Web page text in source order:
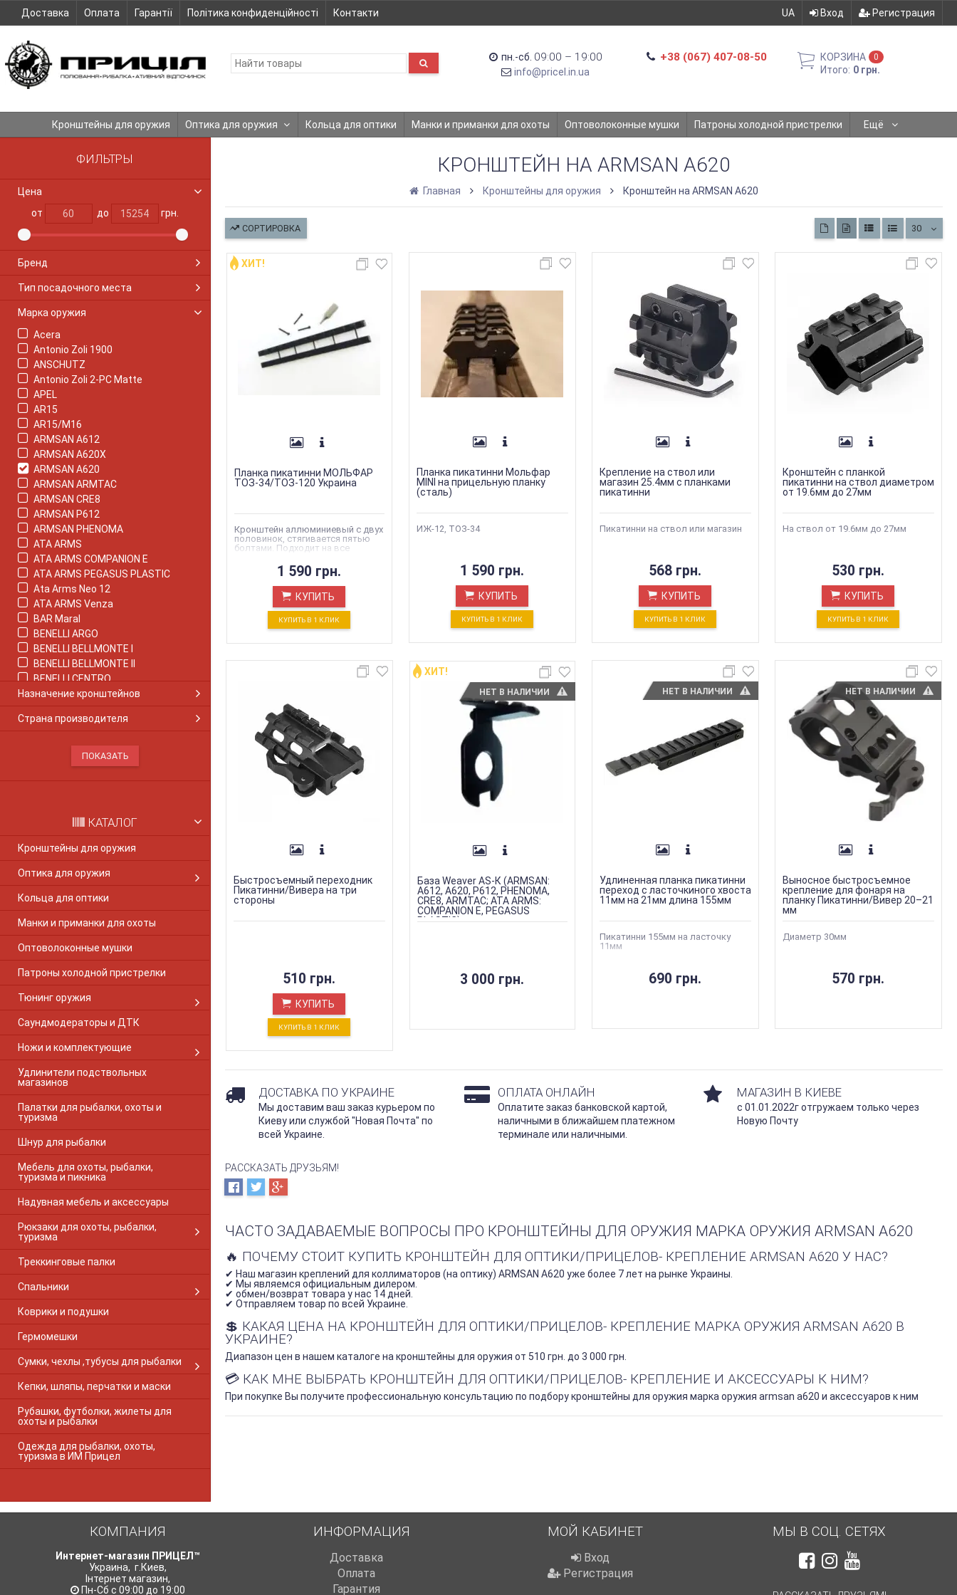
Доставка Оплата Гарантії Політика конфиденційності Контакти UA Вход Регистрация
пн.-сб. 09:00 – 19:00
info@pricel.in.ua
+38 (067) 407-08-50 КОРЗИНА 0
Итого: 0 грн.
Кронштейны для оружия Оптика для оружия Кольца для оптики Манки и приманки для охоты Оптоволоконные мушки Патроны холодной пристрелки Ещё
ФИЛЬТРЫ
Цена
от
до грн.
Бренд
Тип посадочного места
Марка оружия
Acera
Antonio Zoli 1900
ANSCHUTZ
Antonio Zoli 2-PC Matte
APEL
AR15
AR15/M16
ARMSAN A612
ARMSAN A620X
ARMSAN A620
ARMSAN ARMTAC
ARMSAN CRE8
ARMSAN P612
ARMSAN PHENOMA
ATA ARMS
ATA ARMS COMPANION E
ATA ARMS PEGASUS PLASTIC
Ata Arms Neo 12
ATA ARMS Venza
BAR Maral
BENELLI ARGO
BENELLI BELLMONTE I
BENELLI BELLMONTE IІ
BENELLI CENTRO
BENELLI COMFORT
Benelli M1
BENELLI M2 COMFORT
Benelli M3
Benelli Super Nova
BENELLI PASION
BENELLI RAFAELLO
BENELLI RAFAELLO CRIO
BENELLI SUPER SPORT
BERETTA 1301
Beretta Colt 1911
BERETTA A300
BERETTA A391
Beretta AL 391 Урика
BERETTA ES-100
Bernardelli Mega
Blaser R8
Brno SUPER
Brno 800
Breda Xanthos
Browning Bar 1-PC Gloss
Browning BLR
Browning S-A RF 1-PC Gloss
Browning A-Bolt 2-PC Matte
Browning A-Bolt LR 2-PC Matte
Browning M2
Browning X-Bolt long
Browning X-Bolt short
Browning X-BOLT 2-PC Matte
CBL
Core SB-PBM.410
Crosman
CZ453
Назначение кронштейнов
Страна производителя
КАТАЛОГ
Кронштейны для оружия
Оптика для оружия
Кольца для оптики
Манки и приманки для охоты
Оптоволоконные мушки
Патроны холодной пристрелки
Тюнинг оружия
Саундмодераторы и ДТК
Ножи и комплектующие
Удлинители подствольных
магазинов
Палатки для рыбалки, охоты и
туризма
Шнур для рыбалки
Мебель для охоты, рыбалки,
туризма и пикника
Надувная мебель и аксессуары
Рюкзаки для охоты, рыбалки,
туризма
Треккинговые палки
Спальники
Коврики и подушки
Гермомешки
Сумки, чехлы ,тубусы для рыбалки
Кепки, шляпы, перчатки и маски
Рубашки, футболки, жилеты для
охоты и рыбалки
Одежда для рыбалки, охоты,
туризма в ИМ Прицел
КРОНШТЕЙН НА ARMSAN A620
Главная Кронштейны для оружия Кронштейн на ARMSAN A620
СОРТИРОВКА 30
ХИТ!
Планка пикатинни МОЛЬФАР
ТОЗ-34/ТОЗ-120 Украина
Кронштейн аллюминиевый с двух
половинок, стягивается пятью
болтами. Подходит на все
1 590 грн.
КУПИТЬ
КУПИТЬ В 1 КЛИК
Планка пикатинни Мольфар
MINI на прицельную планку
(сталь)
ИЖ-12, ТОЗ-34
1 590 грн.
КУПИТЬ
КУПИТЬ В 1 КЛИК
Крепление на ствол или
магазин 25.4мм с планками
пикатинни
Пикатинни на ствол или магазин
568 грн.
КУПИТЬ
КУПИТЬ В 1 КЛИК
Кронштейн с планкой
пикатинни на ствол диаметром
от 19.6мм до 27мм
На ствол от 19.6мм до 27мм
530 грн.
КУПИТЬ
КУПИТЬ В 1 КЛИК
Быстросъемный переходник
Пикатинни/Вивера на три
стороны
510 грн.
КУПИТЬ
КУПИТЬ В 1 КЛИК
НЕТ В НАЛИЧИИ
ХИТ!
База Weaver AS-К (ARMSAN:
A612, A620, P612, PHENOMA,
CRE8, ARMTAC; ATA ARMS:
COMPANION E, PEGASUS
PLASTIC)
3 000 грн.
НЕТ В НАЛИЧИИ
Удлиненная планка пикатинни
переход с ласточкиного хвоста
11мм на 21мм длина 155мм
Пикатинни 155мм на ласточку
11мм
690 грн.
НЕТ В НАЛИЧИИ
Выносное быстросъемное
крепление для фонаря на
планку Пикатинни/Вивер 20–21
мм
Диаметр 30мм
570 грн.
ДОСТАВКА ПО УКРАИНЕ
Мы доставим ваш заказ курьером по
Киеву или службой "Новая Почта" по
всей Украине.
ОПЛАТА ОНЛАЙН
Оплатите заказ банковской картой,
наличными в ближайшем платежном
терминале или наличными.
МАГАЗИН В КИЕВЕ
с 01.01.2022г отгружаем только через
Новую Почту
РАССКАЗАТЬ ДРУЗЬЯМ!
ЧАСТО ЗАДАВАЕМЫЕ ВОПРОСЫ ПРО КРОНШТЕЙНЫ ДЛЯ ОРУЖИЯ МАРКА ОРУЖИЯ ARMSAN A620
🔥 ПОЧЕМУ СТОИТ КУПИТЬ КРОНШТЕЙН ДЛЯ ОПТИКИ/ПРИЦЕЛОВ- КРЕПЛЕНИЕ ARMSAN A620 У НАС?
✔ Наш магазин креплений для коллиматоров (на оптику) ARMSAN A620 уже более 7 лет на рынке Украины.
✔ Мы являемся официальным дилером.
✔ обмен/возврат товара у нас 14 дней.
✔ Отправляем товар по всей Украине.
💲 КАКАЯ ЦЕНА НА КРОНШТЕЙН ДЛЯ ОПТИКИ/ПРИЦЕЛОВ- КРЕПЛЕНИЕ МАРКА ОРУЖИЯ ARMSAN A620 В
УКРАИНЕ?
Диапазон цен в нашем каталоге на кронштейны для оружия от 510 грн. до 3 000 грн.
💳 КАК МНЕ ВЫБРАТЬ КРОНШТЕЙН ДЛЯ ОПТИКИ/ПРИЦЕЛОВ- КРЕПЛЕНИЕ И АКСЕССУАРЫ К НИМ?
При покупке Вы получите профессиональную консультацию по подбору кронштейны для оружия марка оружия armsan a620 и аксессуаров к ним
КОМПАНИЯ
Интернет-магазин ПРИЦЕЛ™
Украина, г.Киев,
Інтернет магазин,
Пн-Сб с 09:00 до 19:00
ИНФОРМАЦИЯ
Доставка
Оплата
Гарантия
МОЙ КАБИНЕТ
Вход
Регистрация
МЫ В СОЦ. СЕТЯХ